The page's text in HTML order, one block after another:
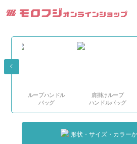
ープハンドル
肩掛けループ
ハンドルバッグ
フィ
形状・サイズ・カラー